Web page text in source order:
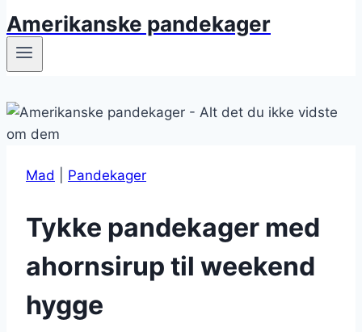
Amerikanske pandekager
Mad Pandekager
Tykke pandekager med
ahornsirup til weekend
hygge